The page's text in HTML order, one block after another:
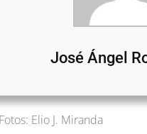
José Ángel
Elio J. Miranda